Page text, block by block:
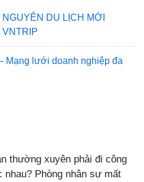
DU LỊCH MỚI
VNTRIP
Mạng lưới doanh nghiệp đa
thường xuyên phải đi công
Phòng nhân sự mất